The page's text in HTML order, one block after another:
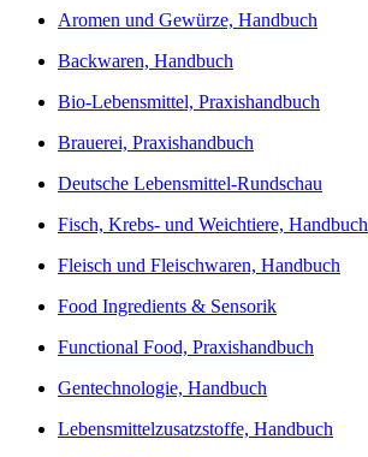
Aromen und Gewürze, Handbuch
Backwaren, Handbuch
Bio-Lebensmittel, Praxishandbuch
Brauerei, Praxishandbuch
Deutsche Lebensmittel-Rundschau
Fisch, Krebs- und Weichtiere, Handbuch
Fleisch und Fleischwaren, Handbuch
Food Ingredients & Sensorik
Functional Food, Praxishandbuch
Gentechnologie, Handbuch
Lebensmittelzusatzstoffe, Handbuch